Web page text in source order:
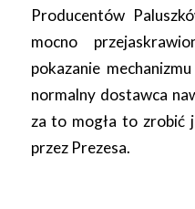
Producentów
mocno
pokazanie
normalny dostawca
za to mogła to zrobić
przez Prezesa.